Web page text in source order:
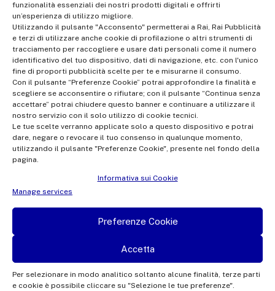
funzionalità essenziali dei nostri prodotti digitali e offrirti
un’esperienza di utilizzo migliore.
Utilizzando il pulsante "Acconsento" permetterai a Rai, Rai Pubblicità
e terzi di utilizzare anche cookie di profilazione o altri strumenti di
tracciamento per raccogliere e usare dati personali come il numero
identificativo del tuo dispositivo, dati di navigazione, etc. con l'unico
fine di proporti pubblicità scelte per te e misurarne il consumo.
Con il pulsante “Preferenze Cookie” potrai approfondire la finalità e
scegliere se acconsentire o rifiutare; con il pulsante “Continua senza
accettare” potrai chiudere questo banner e continuare a utilizzare il
nostro servizio con il solo utilizzo di cookie tecnici.
Le tue scelte verranno applicate solo a questo dispositivo e potrai
dare, negare o revocare il tuo consenso in qualunque momento,
utilizzando il pulsante "Preferenze Cookie", presente nel fondo della
pagina.
Informativa sui Cookie
Manage services
Preferenze Cookie
Accetta
Per selezionare in modo analitico soltanto alcune finalità, terze parti
e cookie è possibile cliccare su "Selezione le tue preferenze".
Share Capital €10,320,000.00 fully paid up | Data Protection
Officer: dporaicom@rai.it | Management and coordination: Rai -
Radiotelevisione italiana S.p.A.
Office of the Company Register of Rome | VAT no.
12865250158 | REA no. RM- 949207 | Rai Com 2022 - All rights
reserved | © Rai Com 2026 - Tutti i diritti riservati
Facebook
Privacy Policy